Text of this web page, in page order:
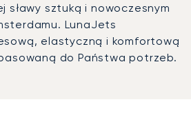
sławy sztuką i nowoczesnym
LunaJets
elastyczną i komfortową
do Państwa potrzeb.